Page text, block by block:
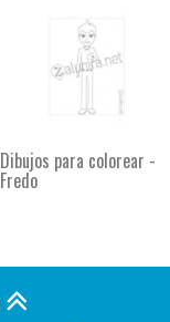
Dibujos para colorear -
Fredo